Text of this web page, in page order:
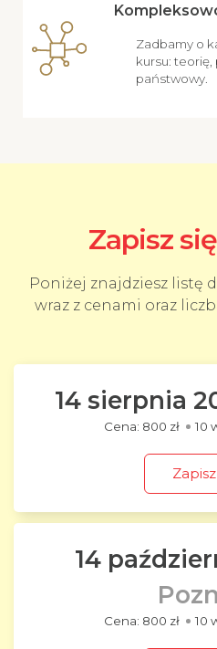
Zadbamy o
kursu:
państwowy.
Zapisz
Poniżej znajdziesz listę
wraz z cenami oraz
14 sierpnia
800 zł 10
14
800 zł 10